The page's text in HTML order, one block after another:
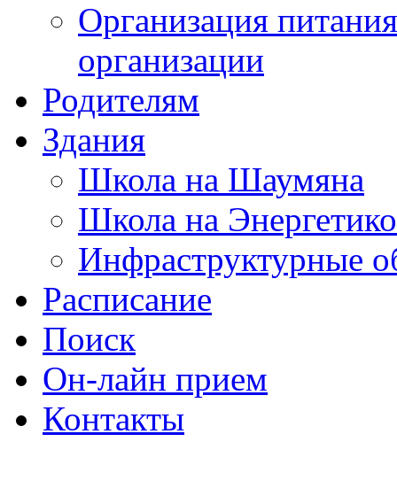
Организация
организации
Родителям
Здания
Школа на Шаумяна
Школа на
Инфраструктурные
Расписание
Поиск
Он-лайн прием
Контакты